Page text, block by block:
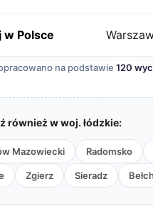
w Polsce
na podstawie 120
również w woj. łódzkie:
Mazowiecki Radomsko
Zgierz Sieradz